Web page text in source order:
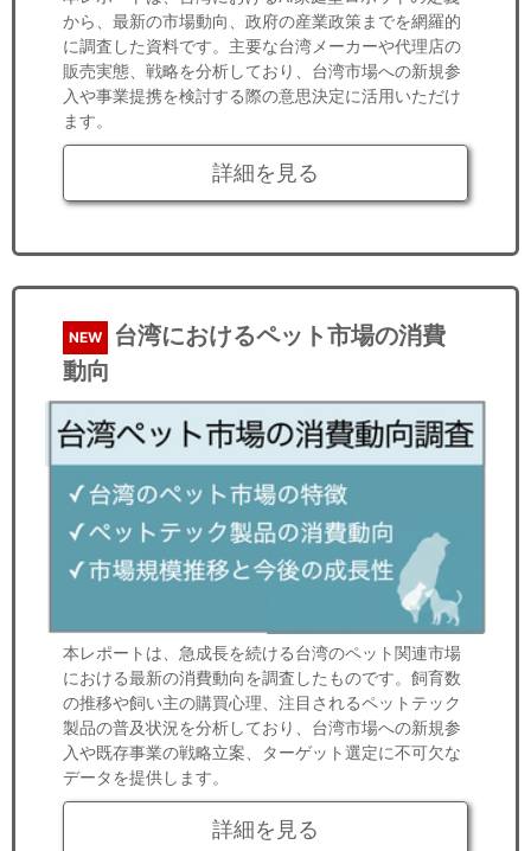
から、最新の市場動向、政府の産業政策までを網羅的
に調査した資料です。主要な台湾メーカーや代理店の
販売実態、戦略を分析しており、台湾市場への新規参
入や事業提携を検討する際の意思決定に活用いただけ
ます。
詳細を見る
NEW
台湾におけるペット市場の消費
動向
本レポートは、急成長を続ける台湾のペット関連市場
における最新の消費動向を調査したものです。飼育数
の推移や飼い主の購買心理、注目されるペットテック
製品の普及状況を分析しており、台湾市場への新規参
入や既存事業の戦略立案、ターゲット選定に不可欠な
データを提供します。
詳細を見る